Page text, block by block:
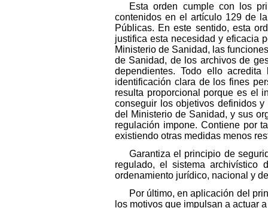
Esta orden cumple con los
contenidos en el artículo 129 de
Públicas. En este sentido, esta
justifica esta necesidad y eficacia
Ministerio de Sanidad, las
de Sanidad, de los archivos de
dependientes. Todo ello
identificación clara de los fines
resulta proporcional porque es el
conseguir los objetivos definidos
del Ministerio de Sanidad, y sus
regulación impone. Contiene por
existiendo otras medidas menos
Garantiza el principio de
regulado, el sistema archivístico
ordenamiento jurídico, nacional y
Por último, en aplicación del
los motivos que impulsan a actuar